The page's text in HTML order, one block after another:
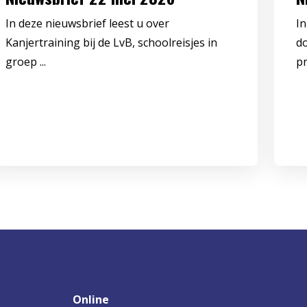
In deze nieuwsbrief leest u over
Kanjertraining bij de LvB, schoolreisjes in
groep ...
Online